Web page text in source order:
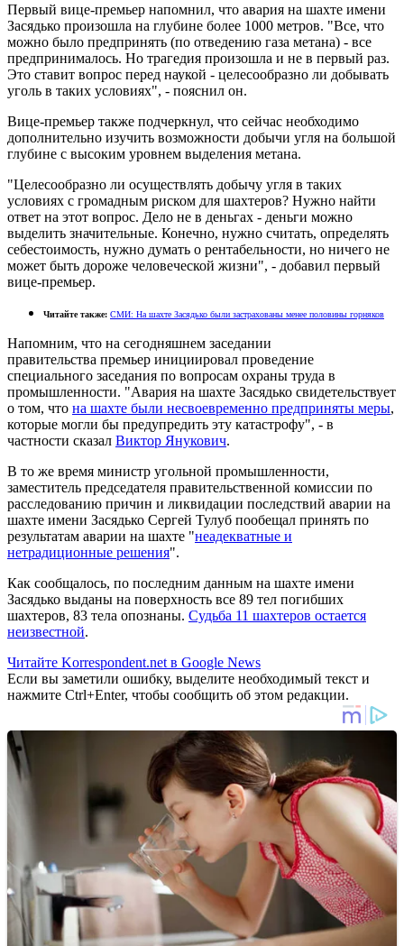
Первый вице-премьер напомнил, что авария на шахте имени
Засядько произошла на глубине более 1000 метров. "Все, что
можно было предпринять (по отведению газа метана) - все
предпринималось. Но трагедия произошла и не в первый раз.
Это ставит вопрос перед наукой - целесообразно ли добывать
уголь в таких условиях", - пояснил он.
Вице-премьер также подчеркнул, что сейчас необходимо
дополнительно изучить возможности добычи угля на большой
глубине с высоким уровнем выделения метана.
"Целесообразно ли осуществлять добычу угля в таких
условиях с громадным риском для шахтеров? Нужно найти
ответ на этот вопрос. Дело не в деньгах - деньги можно
выделить значительные. Конечно, нужно считать, определять
себестоимость, нужно думать о рентабельности, но ничего не
может быть дороже человеческой жизни", - добавил первый
вице-премьер.
Читайте также: СМИ: На шахте Засядько были застрахованы менее половины горняков
Напомним, что на сегодняшнем заседании
правительства премьер инициировал проведение
специального заседания по вопросам охраны труда в
промышленности. "Авария на шахте Засядько свидетельствует
о том, что на шахте были несвоевременно предприняты меры,
которые могли бы предупредить эту катастрофу", - в
частности сказал Виктор Янукович.
В то же время министр угольной промышленности,
заместитель председателя правительственной комиссии по
расследованию причин и ликвидации последствий аварии на
шахте имени Засядько Сергей Тулуб пообещал принять по
результатам аварии на шахте "неадекватные и
нетрадиционные решения".
Как сообщалось, по последним данным на шахте имени
Засядько выданы на поверхность все 89 тел погибших
шахтеров, 83 тела опознаны. Судьба 11 шахтеров остается
неизвестной.
Читайте Korrespondent.net в Google News
Если вы заметили ошибку, выделите необходимый текст и
нажмите Ctrl+Enter, чтобы сообщить об этом редакции.